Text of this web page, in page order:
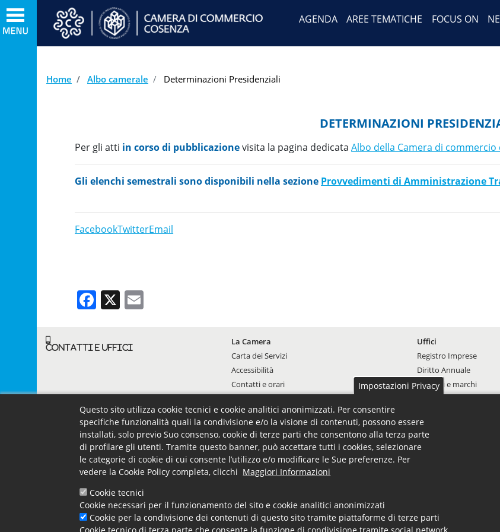
al
principale
AGENDA AREE TEMATICHE FOCUS ON
Home Albo camerale Determinazioni Presidenziali
DETERMINAZIONI
Per gli atti in corso di pubblicazionevisita la pagina dedicataAlbo della Camera di commercio
Gli elenchi semestrali sono disponibili nella sezione Provvedimenti di Amministrazione
FacebookTwitterEmail
Facebook
X
Footer menu
Contatti e uffici
Camera - Footer Menu
La Camera
Carta dei Servizi
Accessibilità
Contatti e orari
Uffici - Footer Menu
Uffici
Registro Imprese
Diritto Annuale
Brevetti e marchi
Camera di Commercio di Cosenza, P.IVA. 01089970782 -cciaa@cs.legalmail.camcom.it - Note Legali - Privacy -
Footer Right
Trasparenza URP Moduli Mappa Elenco Siti Tematici Privacy Note Legali
Impostazioni Privacy
Questo sito utilizza cookie tecnici e cookie analitici anonimizzati. Per consentire
specifiche funzionalità quali la condivisione e/o la visione di contenuti, possono essere
installati, solo previo Suo consenso, cookie di terze parti che consentono alla terza parte
di profilare gli utenti. Tramite questo banner, può accettare tutti i cookies, selezionare
le categorie di cookie di cui consente l’utilizzo e/o modificare le Sue preferenze. Per
vedere la Cookie Policy completa, clicchi Maggiori Informazioni
Cookie tecnici
Cookie necessari per il funzionamento del sito e cookie analitici anonimizzati
Cookie per la condivisione dei contenuti di questo sito tramite piattaforme di terze parti